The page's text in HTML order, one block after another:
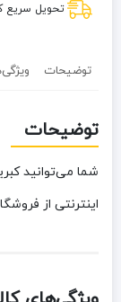
تحویل سریع
توضیحات
توضیحات
شما می‌توانید
اینترنتی از